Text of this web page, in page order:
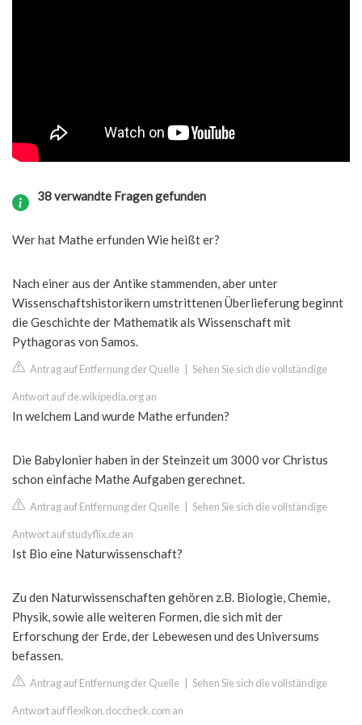
38 verwandte Fragen gefunden
Wer hat Mathe erfunden Wie heißt er?
Nach einer aus der Antike stammenden, aber unter
Wissenschaftshistorikern umstrittenen Überlieferung beginnt
die Geschichte der Mathematik als Wissenschaft mit
Pythagoras von Samos.
Antrag auf Entfernung der Quelle Sehen Sie sich die vollständige
Antwort auf de.wikipedia.org an
In welchem Land wurde Mathe erfunden?
Die Babylonier haben in der Steinzeit um 3000 vor Christus
schon einfache Mathe Aufgaben gerechnet.
Antrag auf Entfernung der Quelle Sehen Sie sich die vollständige
Antwort auf studyflix.de an
Ist Bio eine Naturwissenschaft?
Zu den Naturwissenschaften gehören z.B. Biologie, Chemie,
Physik, sowie alle weiteren Formen, die sich mit der
Erforschung der Erde, der Lebewesen und des Universums
befassen.
Antrag auf Entfernung der Quelle Sehen Sie sich die vollständige
Antwort auf flexikon.doccheck.com an